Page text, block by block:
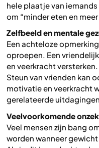
hele plaatje van
om “minder eten en
Zelfbeeld en mentale
Een achteloze
oproepen. Een
en veerkracht versterken.
Steun van vrienden kan
motivatie en veerkracht
gerelateerde
Veelvoorkomende
Veel mensen zijn bang
worden wanneer